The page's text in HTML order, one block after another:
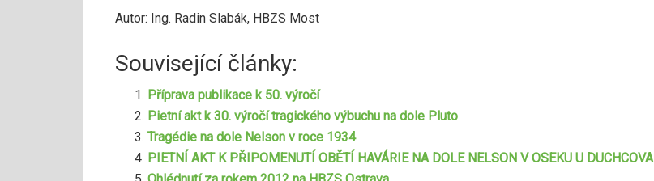
Autor: Ing. Radin Slabák, HBZS Most
Související články:
Příprava publikace k 50. výročí
Pietní akt k 30. výročí tragického výbuchu na dole Pluto
Tragédie na dole Nelson v roce 1934
PIETNÍ AKT K PŘIPOMENUTÍ OBĚTÍ HAVÁRIE NA DOLE NELSON V OSEKU U DUCHCOVA